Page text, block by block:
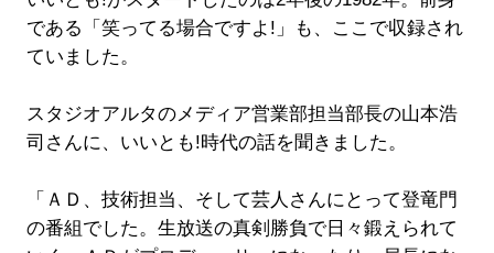
である「笑ってる場合ですよ!」も、ここで収録され
ていました。
スタジオアルタのメディア営業部担当部長の山本浩
司さんに、いいとも!時代の話を聞きました。
「ＡＤ、技術担当、そして芸人さんにとって登竜門
の番組でした。生放送の真剣勝負で日々鍛えられて